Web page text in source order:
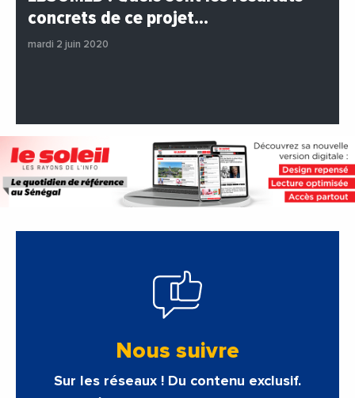
#Entreprises
#Institutions
concrets de ce projet…
mardi 2 juin 2020
Nous suivre
Sur les réseaux ! Du contenu exclusif.